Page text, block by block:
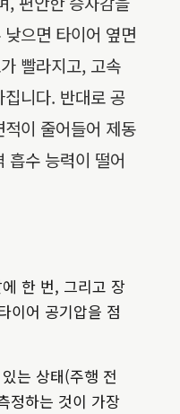
으면 타이어 옆면
빨라지고, 고속
니다. 반대로 공
이 줄어들어 제동
흡수 능력이 떨어
한 번, 그리고 장
이어 공기압을 점
는 상태(주행 전
정하는 것이 가장